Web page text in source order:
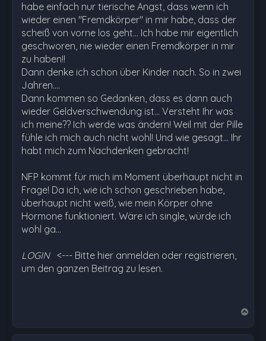
habe einfach nur tierische Angst, dass wenn ich
wieder einen "Fremdkörper" in mir habe, dass der
scheiß von vorne los geht... Ich habe mir eigentlich
geschworen, nie wieder einen Fremdkörper in mir
zu haben!!
Dann denke ich schon über Kinder nach. So in zwei
Jahren....
Dann kommen so Gedanken, dass es dann auch
wieder Geldverschwendung ist... Versteht Ihr was
ich meine?? Ich werde was ändern! Weil mit der Pille
fühle ich mich auch nicht wohl! Und wie gesagt... Ihr
habt mich zum Nachdenken gebracht!
NFP kommt für mich im Moment überhaupt nicht in
Frage! Da ich, wie ich schon geschrieben habe,
überhaupt nicht weiß, wie mein Körper ohne
Hormone funktioniert. Wäre ich single, würde ich
wohl ga…
LOGIN <--- Bitte hier anmelden oder registrieren,
um den ganzen Beitrag zu lesen.